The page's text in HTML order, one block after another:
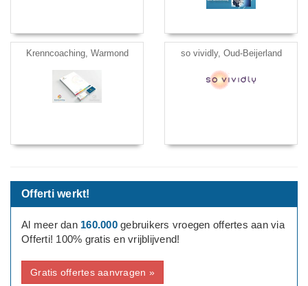
Krenncoaching, Warmond so vividly, Oud-Beijerland
Offerti werkt!
Al meer dan 160.000gebruikers vroegen offertes aan via
Offerti! 100% gratis en vrijblijvend!
Gratis offertes aanvragen »